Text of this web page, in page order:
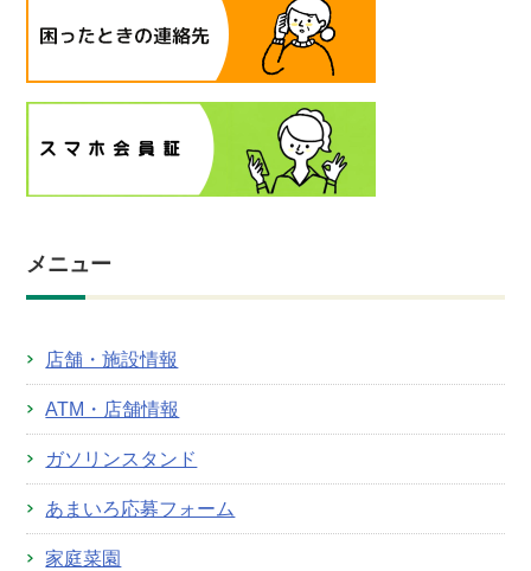
メニュー
店舗・施設情報
ATM・店舗情報
ガソリンスタンド
あまいろ応募フォーム
家庭菜園